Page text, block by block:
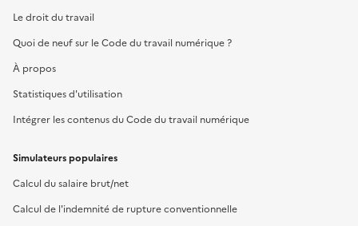
Le droit du travail
Quoi de neuf sur le Code du travail numérique ?
À propos
Statistiques d'utilisation
Intégrer les contenus du Code du travail numérique
Simulateurs populaires
Calcul du salaire brut/net
Calcul de l'indemnité de rupture conventionnelle